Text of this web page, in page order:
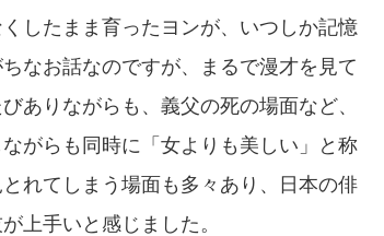
したまま育ったヨンが、いつしか記憶
なお話なのですが、まるで漫才を見て
ありながらも、義父の死の場面など、
がらも同時に「女よりも美しい」と称
れてしまう場面も多々あり、日本の俳
上手いと感じました。